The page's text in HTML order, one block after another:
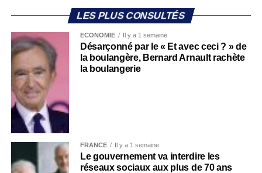
LES PLUS CONSULTÉS
ECONOMIE Il y a 1 semaine
Désarçonné par le « Et avec ceci ? » de
la boulangère, Bernard Arnault rachète
la boulangerie
FRANCE Il y a 1 semaine
Le gouvernement va interdire les
réseaux sociaux aux plus de 70 ans